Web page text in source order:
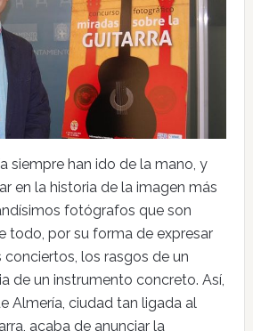
siempre han ido de la mano, y
en la historia de la imagen más
fotógrafos que son
todo, por su forma de expresar
los rasgos de un
de un instrumento concreto. Así,
Almería, ciudad tan ligada al
acaba de anunciar la